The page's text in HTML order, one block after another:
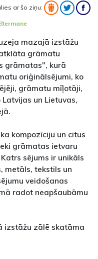
ar šo ziņu:
mazajā izstāžu
grāmatu
grāmatas", kurā
oriģinālsējumi, ko
grāmatu mīļotāji,
un Lietuvas,
kompozīciju un citus
grāmatas ietvaru
sējums ir unikāls
metāls, tekstils un
veidošanas
radot neapšaubāmu
izstāžu zālē skatāma